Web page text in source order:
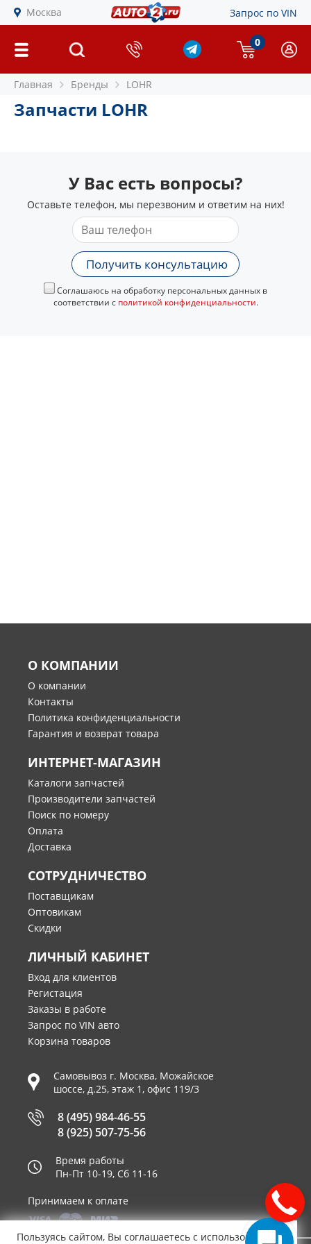
Москва Запрос по VIN
0
Главная Бренды LOHR
Запчасти LOHR
У Вас есть вопросы?
Оставьте телефон, мы перезвоним и ответим на них!
Получить консультацию
Соглашаюсь на обработку персональных данных в
соответствии с политикой конфиденциальности.
О КОМПАНИИ
О компании
Контакты
Политика конфиденциальности
Гарантия и возврат товара
ИНТЕРНЕТ-МАГАЗИН
Каталоги запчастей
Производители запчастей
Поиск по номеру
Оплата
Доставка
СОТРУДНИЧЕСТВО
Поставщикам
Оптовикам
Скидки
ЛИЧНЫЙ КАБИНЕТ
Вход для клиентов
Регистация
Заказы в работе
Запрос по VIN авто
Корзина товаров
Самовывоз г. Москва, Можайское
шоссе, д.25, этаж 1, офис 119/3
8 (495) 984-46-55
8 (925) 507-75-56
Время работы
Пн-Пт 10-19, Сб 11-16
Принимаем к оплате
Пользуясь сайтом, Вы соглашаетесь с использованием